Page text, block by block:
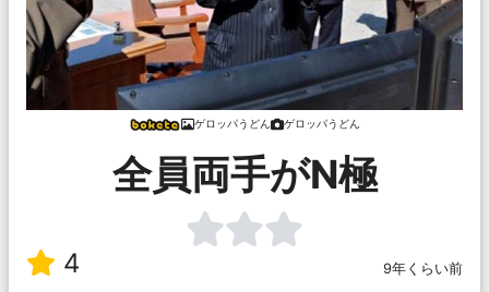
ゲロッパうどん ゲロッパうどん
全員両手がN極
4 9年くらい前